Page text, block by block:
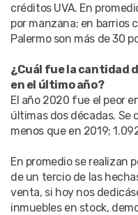
créditos UVA. En
por manzana; en barrios
Palermo son más de 30
¿Cuál fue la cantidad
en el último año?
El año 2020 fue el peor
últimas dos décadas. Se
menos que en 2019;
En promedio se realizan
de un tercio de las
venta, si hoy nos
inmuebles en stock,